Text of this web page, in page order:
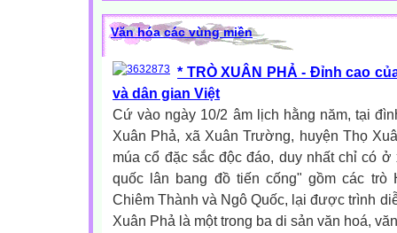
Văn hóa các vùng miền
* TRÒ XUÂN PHẢ - Đỉnh cao
và dân gian Việt
Cứ vào ngày 10/2 âm lịch hằng năm, tại
Xuân Phả, xã Xuân Trường, huyện Thọ
múa cổ đặc sắc độc đáo, duy nhất chỉ có
quốc lân bang đồ tiến cống" gồm các trò
Chiêm Thành và Ngô Quốc, lại được trình
Xuân Phả là một trong ba di sản văn hoá,